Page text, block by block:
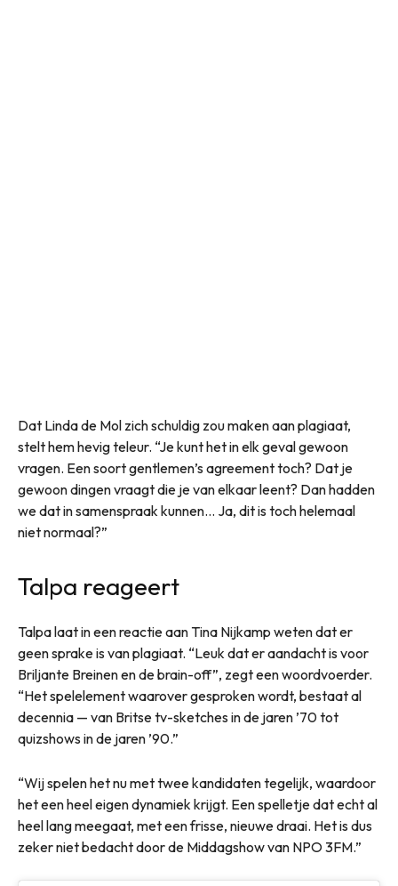
Dat Linda de Mol zich schuldig zou maken aan plagiaat,
stelt hem hevig teleur. “Je kunt het in elk geval gewoon
vragen. Een soort gentlemen’s agreement toch? Dat je
gewoon dingen vraagt die je van elkaar leent? Dan hadden
we dat in samenspraak kunnen… Ja, dit is toch helemaal
niet normaal?”
Talpa reageert
Talpa laat in een reactie aan Tina Nijkamp weten dat er
geen sprake is van plagiaat. “Leuk dat er aandacht is voor
Briljante Breinen en de brain-off”, zegt een woordvoerder.
“Het spelelement waarover gesproken wordt, bestaat al
decennia — van Britse tv-sketches in de jaren ’70 tot
quizshows in de jaren ’90.”
“Wij spelen het nu met twee kandidaten tegelijk, waardoor
het een heel eigen dynamiek krijgt. Een spelletje dat echt al
heel lang meegaat, met een frisse, nieuwe draai. Het is dus
zeker niet bedacht door de Middagshow van NPO 3FM.”